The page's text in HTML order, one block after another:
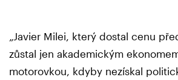
„Javier Milei, který dostal cenu
zůstal jen akademickým
motorovkou, kdyby nezískal